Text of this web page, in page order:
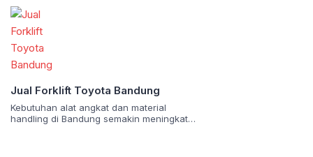
Jual Forklift Toyota Bandung
Kebutuhan alat angkat dan material
handling di Bandung semakin meningkat